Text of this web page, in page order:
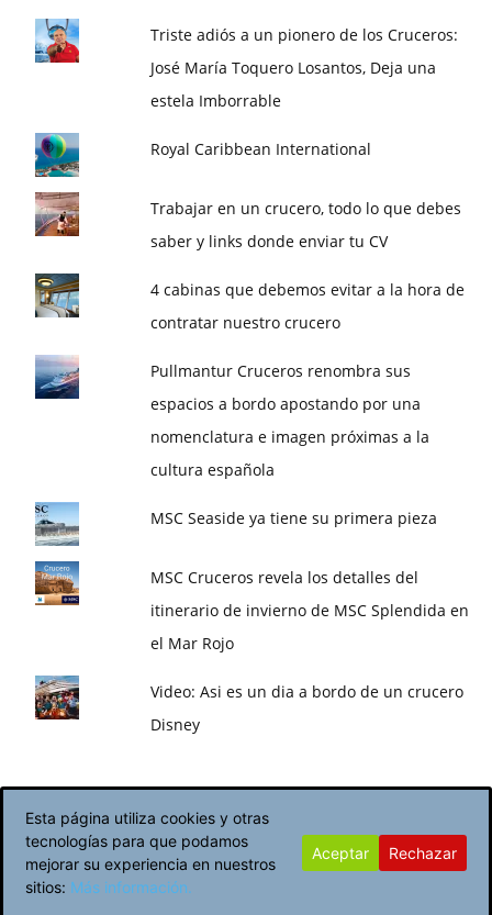
Triste adiós a un pionero de los Cruceros:
José María Toquero Losantos, Deja una
estela Imborrable
Royal Caribbean International
Trabajar en un crucero, todo lo que debes
saber y links donde enviar tu CV
4 cabinas que debemos evitar a la hora de
contratar nuestro crucero
Pullmantur Cruceros renombra sus
espacios a bordo apostando por una
nomenclatura e imagen próximas a la
cultura española
MSC Seaside ya tiene su primera pieza
MSC Cruceros revela los detalles del
itinerario de invierno de MSC Splendida en
el Mar Rojo
Video: Asi es un dia a bordo de un crucero
Disney
Política de Cookies Avisos Legales
© Newspaper WordPress Theme by TagDiv
Esta página utiliza cookies y otras
tecnologías para que podamos
mejorar su experiencia en nuestros
sitios: Más información.
Aceptar Rechazar